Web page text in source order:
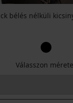
bélés nélküli
Válasszon